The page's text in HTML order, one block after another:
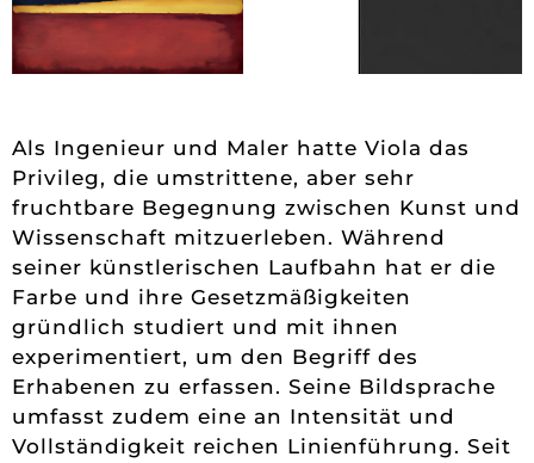
Als Ingenieur und Maler hatte Viola das
Privileg, die umstrittene, aber sehr
fruchtbare Begegnung zwischen Kunst und
Wissenschaft mitzuerleben. Während
seiner künstlerischen Laufbahn hat er die
Farbe und ihre Gesetzmäßigkeiten
gründlich studiert und mit ihnen
experimentiert, um den Begriff des
Erhabenen zu erfassen. Seine Bildsprache
umfasst zudem eine an Intensität und
Vollständigkeit reichen Linienführung. Seit